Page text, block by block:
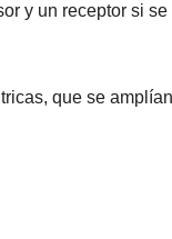
y un receptor si
que se